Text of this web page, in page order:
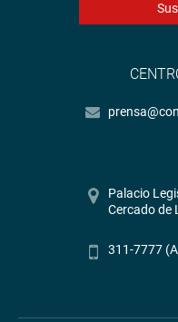
Palacio
Cercado de
311-7777